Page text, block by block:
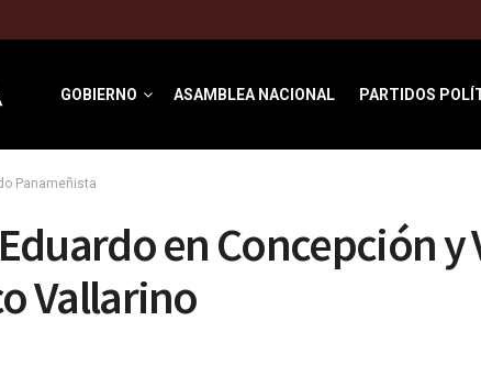
GOBIERNO ASAMBLEA NACIONAL PARTIDOS
Panameñista
en Concepción
Vallarino